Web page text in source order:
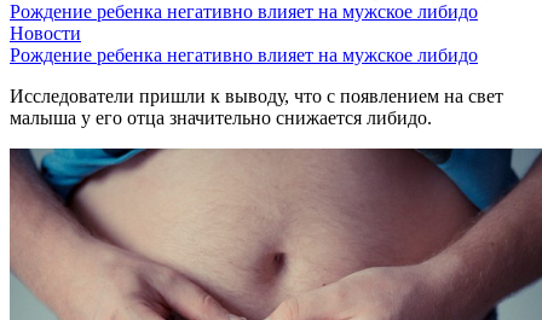
Рождение ребенка негативно влияет на мужское либидо
Новости
Рождение ребенка негативно влияет на мужское либидо
Исследователи пришли к выводу, что с появлением на свет
малыша у его отца значительно снижается либидо.